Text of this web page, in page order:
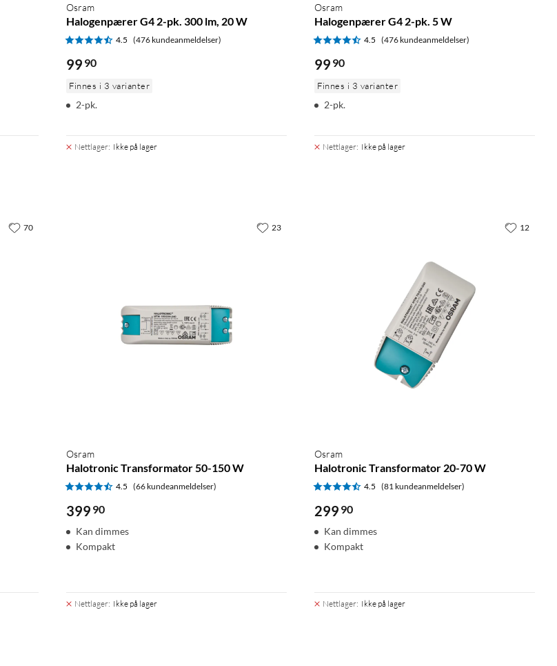
Osram
Halogenpærer G4 2-pk. 300 lm, 20 W
4.5 (476 kundeanmeldelser)
99 90
Finnes i 3 varianter
2-pk.
Nettlager: Ikke på lager
Osram
Halogenpærer G4 2-pk. 5 W
4.5 (476 kundeanmeldelser)
99 90
Finnes i 3 varianter
2-pk.
Nettlager: Ikke på lager
70
Osram
Halotronic Transformator 50-150 W
4.5 (66 kundeanmeldelser)
399 90
Kan dimmes
Kompakt
Nettlager: Ikke på lager
23
Osram
Halotronic Transformator 20-70 W
4.5 (81 kundeanmeldelser)
299 90
Kan dimmes
Kompakt
Nettlager: Ikke på lager
12